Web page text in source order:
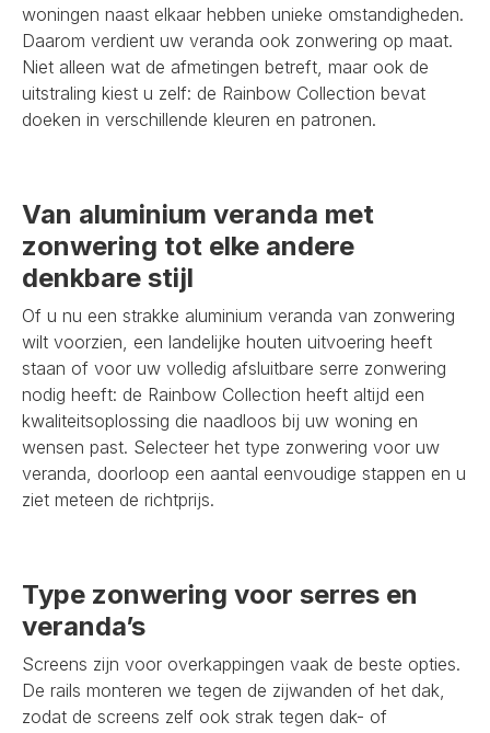
woningen naast elkaar hebben unieke omstandigheden.
Daarom verdient uw veranda ook zonwering op maat.
Niet alleen wat de afmetingen betreft, maar ook de
uitstraling kiest u zelf: de Rainbow Collection bevat
doeken in verschillende kleuren en patronen.
Van aluminium veranda met
zonwering tot elke andere
denkbare stijl
Of u nu een strakke aluminium veranda van zonwering
wilt voorzien, een landelijke houten uitvoering heeft
staan of voor uw volledig afsluitbare serre zonwering
nodig heeft: de Rainbow Collection heeft altijd een
kwaliteitsoplossing die naadloos bij uw woning en
wensen past. Selecteer het type zonwering voor uw
veranda, doorloop een aantal eenvoudige stappen en u
ziet meteen de richtprijs.
Type zonwering voor serres en
veranda’s
Screens zijn voor overkappingen vaak de beste opties.
De rails monteren we tegen de zijwanden of het dak,
zodat de screens zelf ook strak tegen dak- of